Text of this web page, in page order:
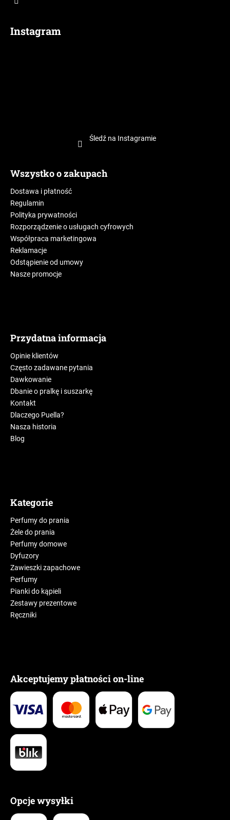
Instagram
Śledź na Instagramie
Wszystko o zakupach
Dostawa i płatność
Regulamin
Polityka prywatności
Rozporządzenie o usługach cyfrowych
Współpraca marketingowa
Reklamacje
Odstąpienie od umowy
Nasze promocje
Przydatna informacja
Opinie klientów
Często zadawane pytania
Dawkowanie
Dbanie o pralkę i suszarkę
Kontakt
Dlaczego Puella?
Nasza historia
Blog
Kategorie
Perfumy do prania
Żele do prania
Perfumy domowe
Dyfuzory
Zawieszki zapachowe
Perfumy
Pianki do kąpieli
Zestawy prezentowe
Ręczniki
Akceptujemy płatności on-line
Opcje wysyłki